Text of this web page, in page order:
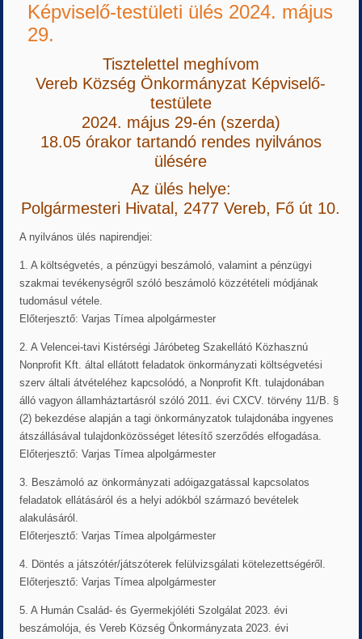
Képviselő-testületi ülés 2024. május
29.
Tisztelettel meghívom
Vereb Község Önkormányzat Képviselő-
testülete
2024. május 29-én (szerda)
18.05 órakor tartandó rendes nyilvános
ülésére
Az ülés helye:
Polgármesteri Hivatal, 2477 Vereb, Fő út 10.
A nyilvános ülés napirendjei:
1. A költségvetés, a pénzügyi beszámoló, valamint a pénzügyi
szakmai tevékenységről szóló beszámoló közzétételi módjának
tudomásul vétele.
Előterjesztő: Varjas Tímea alpolgármester
2. A Velencei-tavi Kistérségi Járóbeteg Szakellátó Közhasznú
Nonprofit Kft. által ellátott feladatok önkormányzati költségvetési
szerv általi átvételéhez kapcsolódó, a Nonprofit Kft. tulajdonában
álló vagyon államháztartásról szóló 2011. évi CXCV. törvény 11/B. §
(2) bekezdése alapján a tagi önkormányzatok tulajdonába ingyenes
átszállásával tulajdonközösséget létesítő szerződés elfogadása.
Előterjesztő: Varjas Tímea alpolgármester
3. Beszámoló az önkormányzati adóigazgatással kapcsolatos
feladatok ellátásáról és a helyi adókból származó bevételek
alakulásáról.
Előterjesztő: Varjas Tímea alpolgármester
4. Döntés a játszótér/játszóterek felülvizsgálati kötelezettségéről.
Előterjesztő: Varjas Tímea alpolgármester
5. A Humán Család- és Gyermekjóléti Szolgálat 2023. évi
beszámolója, és Vereb Község Önkormányzata 2023. évi